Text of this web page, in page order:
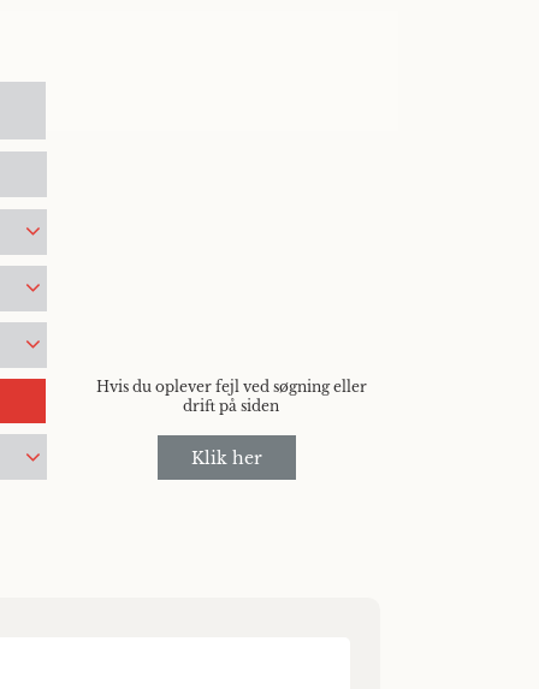
Hvis du oplever fejl ved søgning eller
drift på siden
Klik her